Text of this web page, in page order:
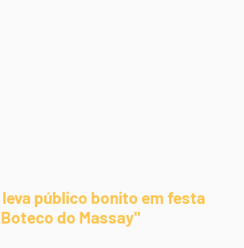
leva público bonito em festa
do Massay"